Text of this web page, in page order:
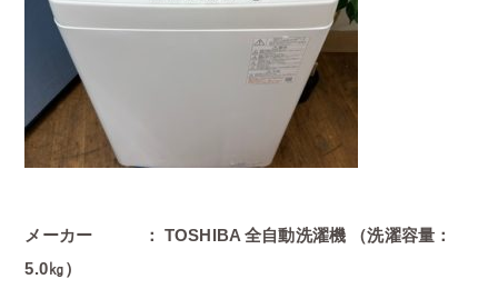
メーカー ： TOSHIBA 全自動洗濯機 （洗濯容量：
5.0㎏）